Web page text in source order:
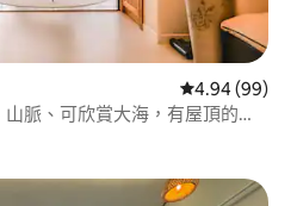
從 99 則評價
4.94 (99)
脈、可欣賞大海，有屋頂的房